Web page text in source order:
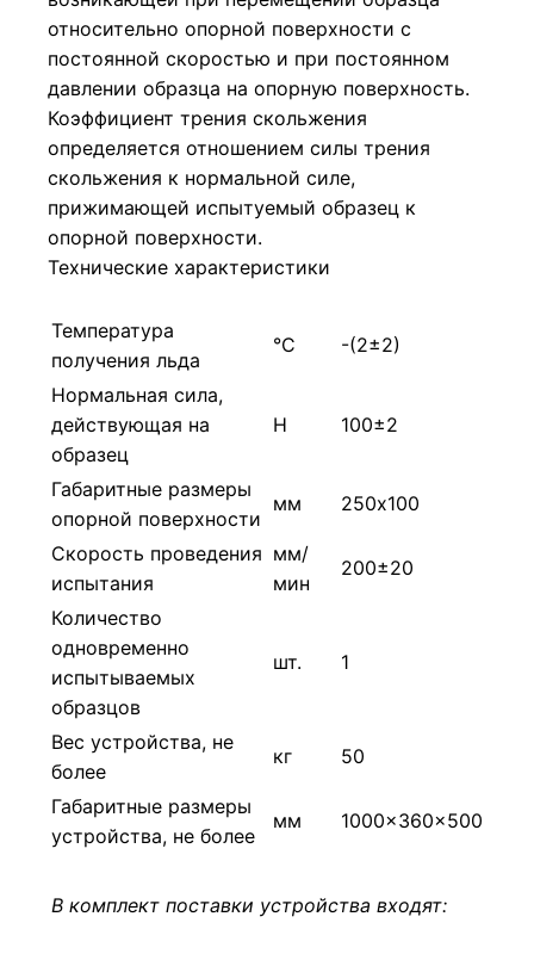
относительно опорной поверхности с
постоянной скоростью и при постоянном
давлении образца на опорную поверхность.
Коэффициент трения скольжения
определяется отношением силы трения
скольжения к нормальной силе,
прижимающей испытуемый образец к
опорной поверхности.
Технические характеристики
Температура
получения льда
°С -(2±2)
Нормальная сила,
действующая на
образец
Н 100±2
Габаритные размеры
опорной поверхности
мм 250х100
Скорость проведения
испытания
мм/
мин
200±20
Количество
одновременно
испытываемых
образцов
шт. 1
Вес устройства, не
более
кг 50
Габаритные размеры
устройства, не более
мм 1000×360×500
В комплект поставки устройства входят: